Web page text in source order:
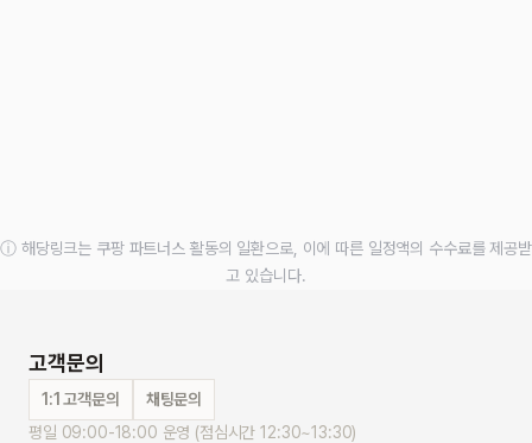
ⓘ 해당링크는 쿠팡 파트너스 활동의 일환으로, 이에 따른 일정액의 수수료를 제공받
고 있습니다.
고객문의
1:1 고객문의
채팅문의
평일 09:00-18:00 운영 (점심시간 12:30~13:30)